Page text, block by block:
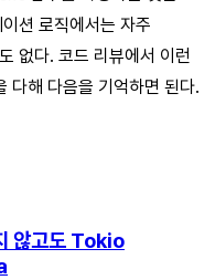
션 로직에서는 자주
없다. 코드 리뷰에서 이런
다해 다음을 기억하면 된다.
않고도 Tokio